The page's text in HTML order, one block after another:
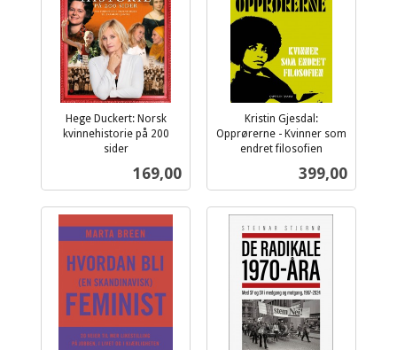
Hege Duckert: Norsk
kvinnehistorie på 200
sider
Pris
169,00
Kristin Gjesdal:
Opprørerne - Kvinner som
endret filosofien
Pris
399,00